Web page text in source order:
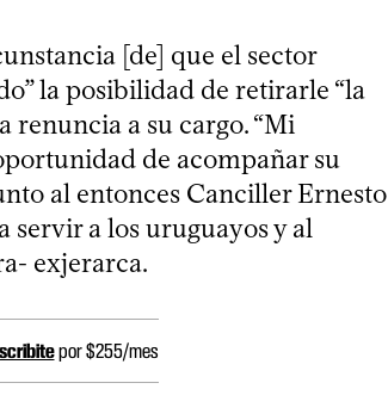
[de] que el sector
la posibilidad de retirarle “la
renuncia a su cargo. “Mi
de acompañar su
al entonces Canciller Ernesto
servir a los uruguayos y al
exjerarca.
por $255/mes